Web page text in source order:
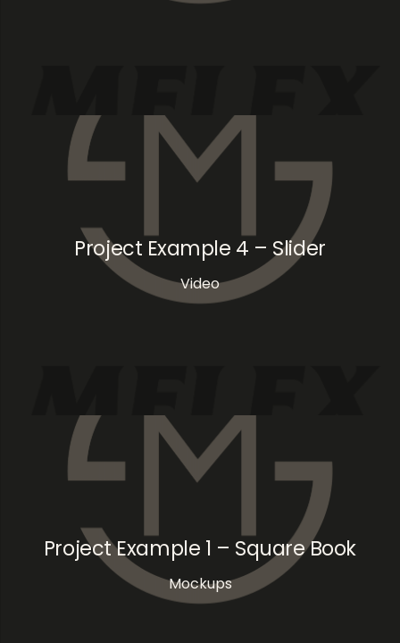
Project Example 4 – Slider
Video
Project Example 1 – Square Book
Mockups